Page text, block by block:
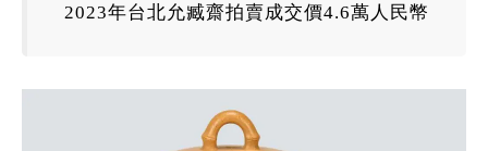
2023年台北允臧齋拍賣成交價4.6萬人民幣